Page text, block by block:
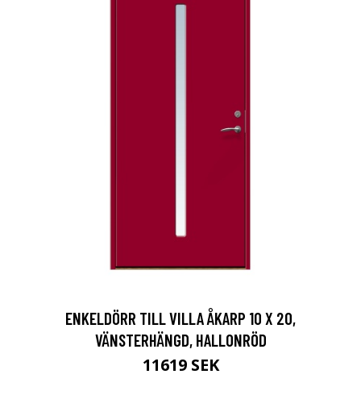
ENKELDÖRR TILL VILLA ÅKARP 10 X 20,
VÄNSTERHÄNGD, HALLONRÖD
11619 SEK